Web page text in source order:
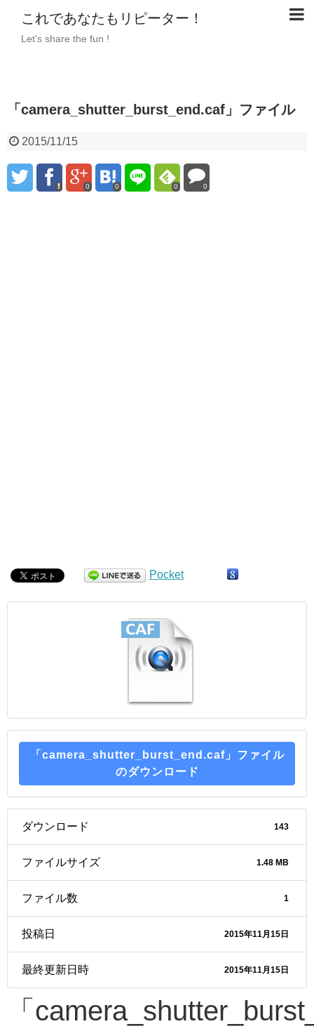
これであなたもリピーター！
Let's share the fun !
「camera_shutter_burst_end.caf」ファイル
2015/11/15
0 0 0 0
Pocket
「camera_shutter_burst_end.caf」ファイル
のダウンロード
ダウンロード 143
ファイルサイズ 1.48 MB
ファイル数 1
投稿日 2015年11月15日
最終更新日時 2015年11月15日
「